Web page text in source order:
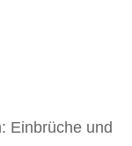
Einbrüche und